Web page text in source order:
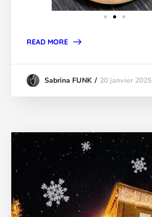
READ MORE
Sabrina FUNK 20 janvier 2025